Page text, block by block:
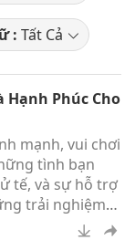
: Tất Cả
Hạnh Phúc Cho
mạnh, vui chơi
tình bạn
tế, và sự hỗ trợ
trải nghiệm
trong quá